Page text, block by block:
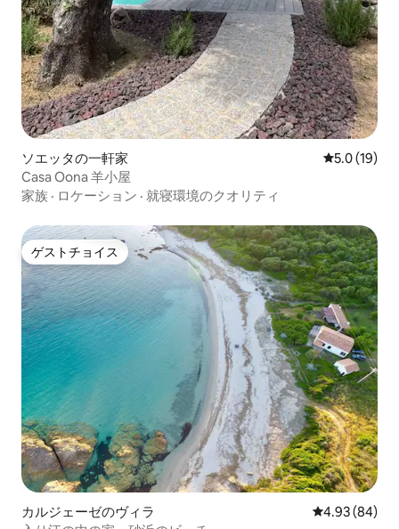
ソエッタの一軒家 レビュー19
5.0 (19)
Casa Oona 羊小屋
家族 · ロケーション · 就寝環境のクオリティ
ゲストチョイス
ゲストチョイス
カルジェーゼのヴィラ レビュー84
4.93 (84)